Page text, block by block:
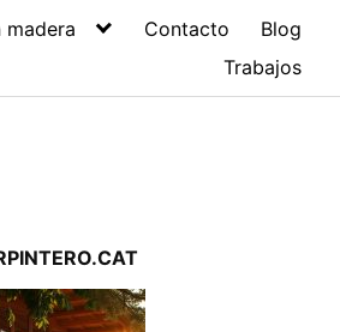
madera Contacto
Blog
Trabajos